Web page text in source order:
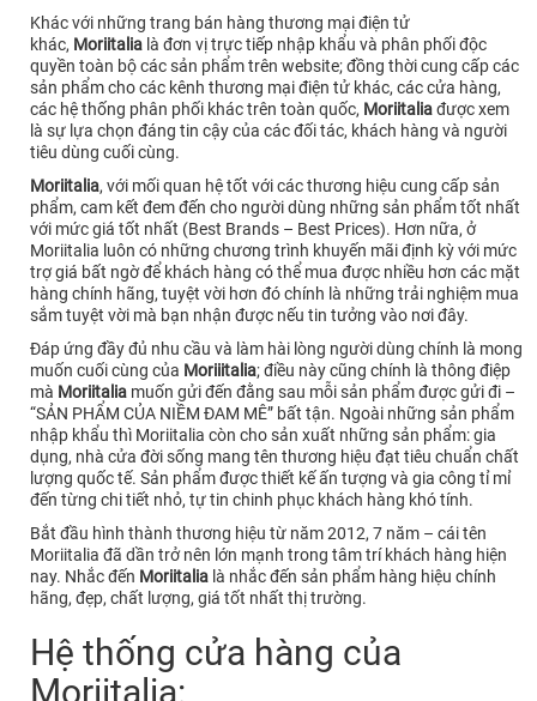
Khác với những trang bán hàng thương mại điện tử
khác, Moriitalia là đơn vị trực tiếp nhập khẩu và phân phối độc
quyền toàn bộ các sản phẩm trên website; đồng thời cung cấp các
sản phẩm cho các kênh thương mại điện tử khác, các cửa hàng,
các hệ thống phân phối khác trên toàn quốc, Moriitaliađược xem
là sự lựa chọn đáng tin cậy của các đối tác, khách hàng và người
tiêu dùng cuối cùng.
Moriitalia, với mối quan hệ tốt với các thương hiệu cung cấp sản
phẩm, cam kết đem đến cho người dùng những sản phẩm tốt nhất
với mức giá tốt nhất (Best Brands – Best Prices). Hơn nữa, ở
Moriitalia luôn có những chương trình khuyến mãi định kỳ với mức
trợ giá bất ngờ để khách hàng có thể mua được nhiều hơn các mặt
hàng chính hãng, tuyệt vời hơn đó chính là những trải nghiệm mua
sắm tuyệt vời mà bạn nhận được nếu tin tưởng vào nơi đây.
Đáp ứng đầy đủ nhu cầu và làm hài lòng người dùng chính là mong
muốn cuối cùng của Moriiitalia; điều này cũng chính là thông điệp
mà Moriitalia muốn gửi đến đằng sau mỗi sản phẩm được gửi đi –
“SẢN PHẨM CỦA NIỀM ĐAM MÊ” bất tận. Ngoài những sản phẩm
nhập khẩu thì Moriitalia còn cho sản xuất những sản phẩm: gia
dụng, nhà cửa đời sống mang tên thương hiệu đạt tiêu chuẩn chất
lượng quốc tế. Sản phẩm được thiết kế ấn tượng và gia công tỉ mỉ
đến từng chi tiết nhỏ, tự tin chinh phục khách hàng khó tính.
Bắt đầu hình thành thương hiệu từ năm 2012, 7 năm – cái tên
Moriitalia đã dần trở nên lớn mạnh trong tâm trí khách hàng hiện
nay. Nhắc đến Moriitalia là nhắc đến sản phẩm hàng hiệu chính
hãng, đẹp, chất lượng, giá tốt nhất thị trường.
Hệ thống cửa hàng của
Moriitalia: